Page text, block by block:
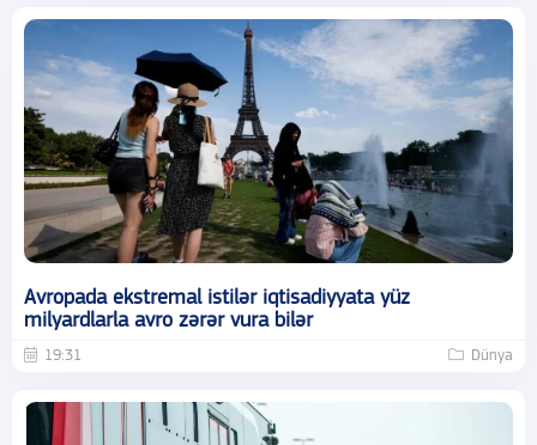
Avropada ekstremal istilər iqtisadiyyata yüz
milyardlarla avro zərər vura bilər
19:31 Dünya